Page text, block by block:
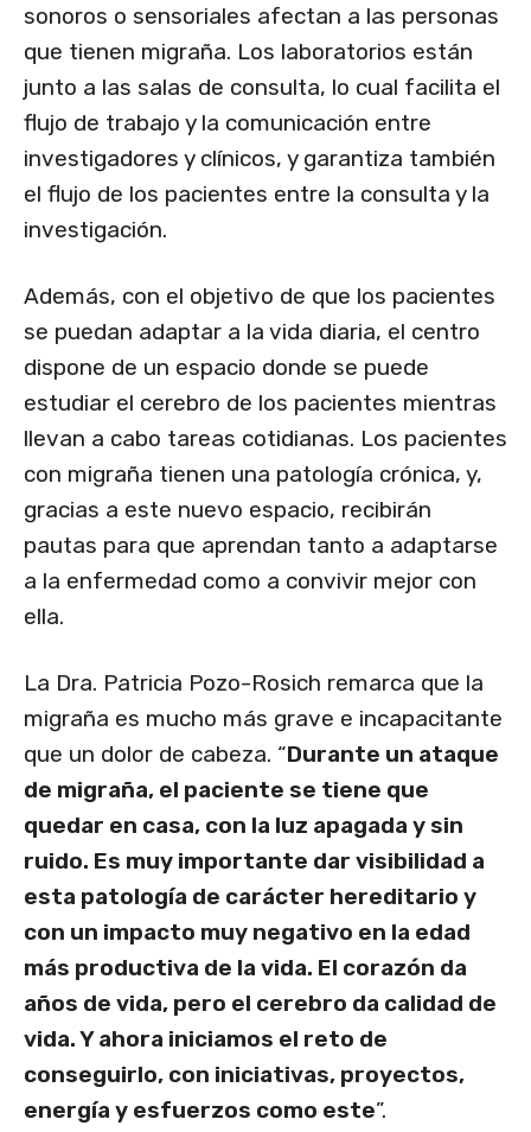
sonoros o sensoriales afectan a las personas
que tienen migraña. Los laboratorios están
junto a las salas de consulta, lo cual facilita el
flujo de trabajo y la comunicación entre
investigadores y clínicos, y garantiza también
el flujo de los pacientes entre la consulta y la
investigación.
Además, con el objetivo de que los pacientes
se puedan adaptar a la vida diaria, el centro
dispone de un espacio donde se puede
estudiar el cerebro de los pacientes mientras
llevan a cabo tareas cotidianas. Los pacientes
con migraña tienen una patología crónica, y,
gracias a este nuevo espacio, recibirán
pautas para que aprendan tanto a adaptarse
a la enfermedad como a convivir mejor con
ella.
La Dra. Patricia Pozo-Rosich remarca que la
migraña es mucho más grave e incapacitante
que un dolor de cabeza. “Durante un ataque
de migraña, el paciente se tiene que
quedar en casa, con la luz apagada y sin
ruido. Es muy importante dar visibilidad a
esta patología de carácter hereditario y
con un impacto muy negativo en la edad
más productiva de la vida. El corazón da
años de vida, pero el cerebro da calidad de
vida. Y ahora iniciamos el reto de
conseguirlo, con iniciativas, proyectos,
energía y esfuerzos como este”.